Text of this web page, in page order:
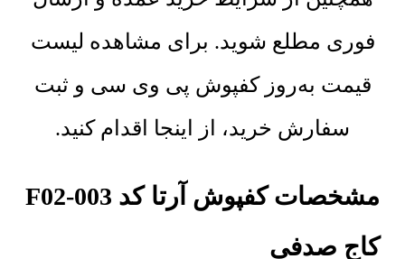
فوری مطلع شوید. برای مشاهده لیست
قیمت به‌روز کفپوش پی وی سی و ثبت
سفارش خرید، از اینجا اقدام کنید.
مشخصات کفپوش آرتا کد F02-003
کاج صدفی